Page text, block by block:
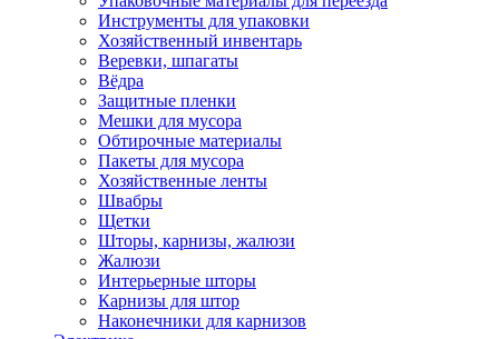
Инструменты для упаковки
Хозяйственный инвентарь
Веревки, шпагаты
Вёдра
Защитные пленки
Мешки для мусора
Обтирочные материалы
Пакеты для мусора
Хозяйственные ленты
Швабры
Щетки
Шторы, карнизы, жалюзи
Жалюзи
Интерьерные шторы
Карнизы для штор
Наконечники для карнизов